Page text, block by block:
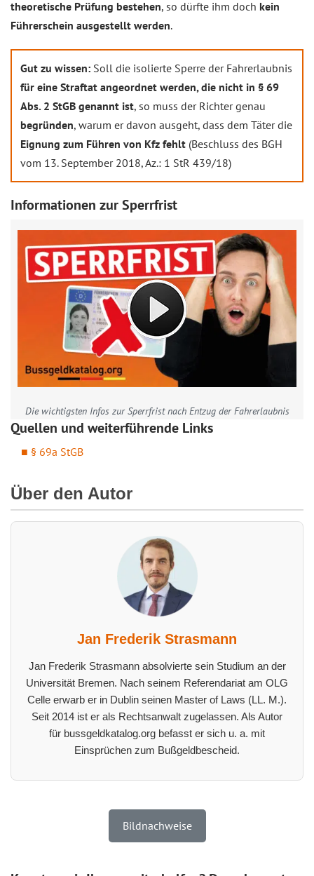
theoretische Prüfung bestehen, so dürfte ihm doch kein
Führerschein ausgestellt werden.
Gut zu wissen: Soll die isolierte Sperre der Fahrerlaubnis
für eine Straftat angeordnet werden, die nicht in § 69
Abs. 2 StGB genannt ist, so muss der Richter genau
begründen, warum er davon ausgeht, dass dem Täter die
Eignung zum Führen von Kfz fehlt (Beschluss des BGH
vom 13. September 2018, Az.: 1 StR 439/18)
Informationen zur Sperrfrist
Die wichtigsten Infos zur Sperrfrist nach Entzug der Fahrerlaubnis
Quellen und weiterführende Links
§ 69a StGB
Über den Autor
Jan Frederik Strasmann
Jan Frederik Strasmann absolvierte sein Studium an der
Universität Bremen. Nach seinem Referendariat am OLG
Celle erwarb er in Dublin seinen Master of Laws (LL. M.).
Seit 2014 ist er als Rechtsanwalt zugelassen. Als Autor
für bussgeldkatalog.org befasst er sich u. a. mit
Einsprüchen zum Bußgeldbescheid.
Bildnachweise